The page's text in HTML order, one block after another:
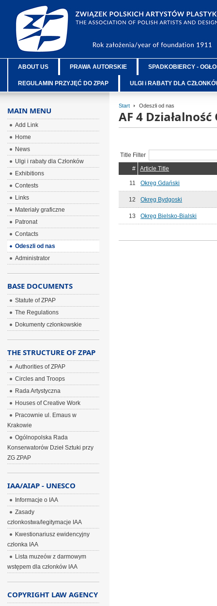
ABOUT US PRAWA AUTORSKIE SPADKOBIERCY -
REGULAMIN PRZYJĘĆ DO ZPAP ULGI i RABATY DLA
Start Odeszli od nas
AF 4
Title Filter
#
Article Title
11 Okręg Gdański
12 Okręg Bydgoski
13 Okręg Bielsko-Bialski
MAIN MENU
Add Link
Home
News
Ulgi i rabaty dla Członków
Exhibitions
Contests
Links
Materiały graficzne
Patronat
Contacts
Odeszli od nas
Administrator
BASE DOCUMENTS
Statute of ZPAP
The Regulations
Dokumenty członkowskie
THE STRUCTURE OF ZPAP
Authorities of ZPAP
Circles and Troops
Rada Artystyczna
Houses of Creative Work
Pracownie ul. Emaus w
Krakowie
Ogólnopolska Rada
Konserwatorów Dzieł Sztuki przy
ZG ZPAP
IAA/AIAP - UNESCO
Informacje o IAA
Zasady
członkostwa/legitymacje IAA
Kwestionariusz ewidencyjny
członka IAA
Lista muzeów z darmowym
wstępem dla członków IAA
COPYRIGHT LAW AGENCY